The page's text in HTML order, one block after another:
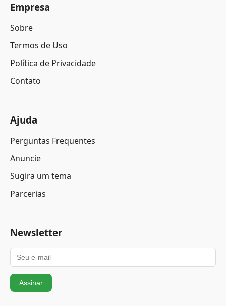
Empresa
Sobre
Termos de Uso
Política de Privacidade
Contato
Ajuda
Perguntas Frequentes
Anuncie
Sugira um tema
Parcerias
Newsletter
Assinar